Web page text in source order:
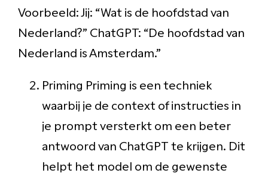
Voorbeeld: Jij: “Wat is de hoofdstad van
Nederland?” ChatGPT: “De hoofdstad van
Nederland is Amsterdam.”
Priming Priming is een techniek
waarbij je de context of instructies in
je prompt versterkt om een beter
antwoord van ChatGPT te krijgen. Dit
helpt het model om de gewenste